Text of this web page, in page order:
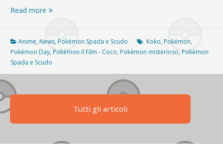
Read more Un
Pokémon
misterioso
verrà
svelato
al
Day
Anime, News, Pokémon Spada e Scudo Koko, Pokémon,
Pokémon Day, Pokémon il Film - Coco, Pokémon misterioso,Pokémon
Spada e Scudo
Tutti gli articoli